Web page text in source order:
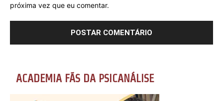
próxima vez que eu comentar.
ACADEMIA FÃS DA PSICANÁLISE